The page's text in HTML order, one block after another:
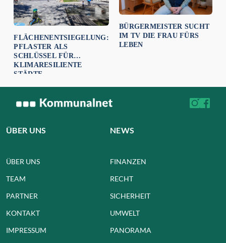
FLÄCHENENTSIEGELUNG:
PFLASTER ALS
SCHLÜSSEL FÜR
KLIMARESILIENTE
STÄDTE
BÜRGERMEISTER SUCHT
IM TV DIE FRAU FÜRS
LEBEN
ÜBER UNS
ÜBER UNS
TEAM
PARTNER
KONTAKT
IMPRESSUM
NEWS
FINANZEN
RECHT
SICHERHEIT
UMWELT
PANORAMA